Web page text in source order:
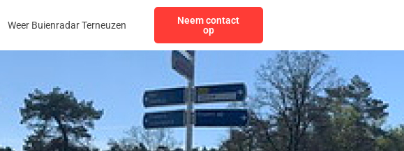
Weer Buienradar Terneuzen
Neem contact
op